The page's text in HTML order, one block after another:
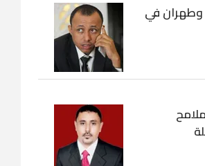
وطهران في